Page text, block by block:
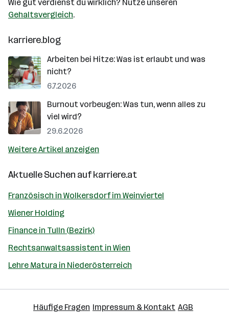
Wie gut verdienst du wirklich? Nutze unseren
Gehaltsvergleich.
karriere.blog
Arbeiten bei Hitze: Was ist erlaubt und was
nicht?
6.7.2026
Burnout vorbeugen: Was tun, wenn alles zu
viel wird?
29.6.2026
Weitere Artikel anzeigen
Aktuelle Suchen aufkarriere.at
Französisch in Wolkersdorf im Weinviertel
Wiener Holding
Finance in Tulln (Bezirk)
Rechtsanwaltsassistent in Wien
Lehre Matura in Niederösterreich
Häufige Fragen Impressum & Kontakt AGB